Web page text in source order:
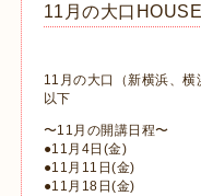
11月の大口
11月の大口（新横浜、
以下
〜11月の開講日程〜
●11月4日(金)
●11月11日(金)
●11月18日(金)